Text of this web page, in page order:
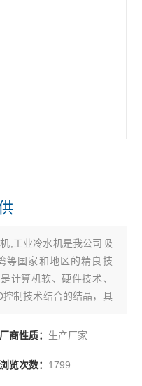
,工业冷水机是我公司吸
等国家和地区的精良技
计算机软、硬件技术、
制技术结合的结晶，具
厂商性质： 生产厂家
浏览次数： 1799